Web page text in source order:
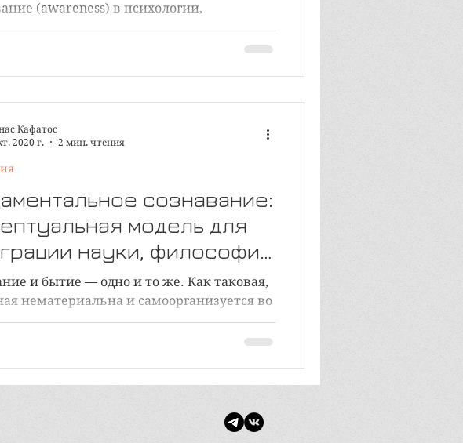
(awareness) в психологии,
психодуховных традициях и
сознавание:
модель для
науки, философии
и бытие — одно и то же. Как таковая,
нематериальна и самоорганизуется во
гранях
Кафатос
2020 г.
2 мин. чтения